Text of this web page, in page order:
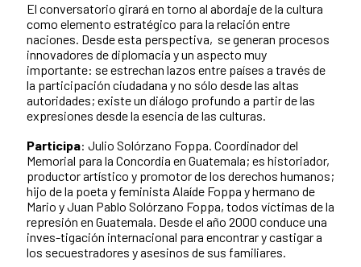
El conversatorio girará en torno al abordaje de la cultura
como elemento estratégico para la relación entre
naciones. Desde esta perspectiva, se generan procesos
innovadores de diplomacia y un aspecto muy
importante: se estrechan lazos entre países a través de
la participación ciudadana y no sólo desde las altas
autoridades; existe un diálogo profundo a partir de las
expresiones desde la esencia de las culturas.
Participa: Julio Solórzano Foppa. Coordinador del
Memorial para la Concordia en Guatemala; es historiador,
productor artístico y promotor de los derechos humanos;
hijo de la poeta y feminista Alaíde Foppa y hermano de
Mario y Juan Pablo Solórzano Foppa, todos víctimas de la
represión en Guatemala. Desde el año 2000 conduce una
inves-tigación internacional para encontrar y castigar a
los secuestradores y asesinos de sus familiares.